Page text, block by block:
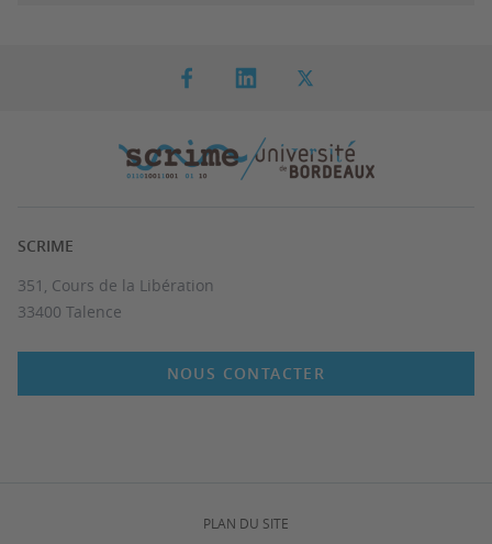
SCRIME
351, Cours de la Libération
33400 Talence
NOUS CONTACTER
PLAN DU SITE